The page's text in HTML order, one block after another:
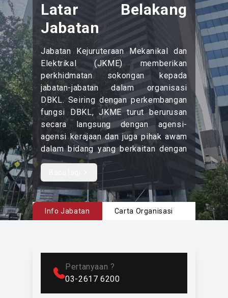
Latar Belakang
Jabatan
Jabatan Kejuruteraan Mekanikal dan
Elektrikal (JKME) memberikan
perkhidmatan sokongan kepada
jabatan-jabatan dalam organisasi
DBKL. Seiring dengan perkembangan
fungsi DBKL, JKME turut berurusan
secara langsung dengan agensi-
agensi kerajaan dan juga pihak awam
dalam bidang yang berkaitan dengan
kejuruteraan mekanikal dan elektrikal
termasuk operasi penguatkuasaan,
bantuan kecemasan serta sukan.
Sejarah Jabatan
1983 – Ditukar nama kepada Jabatan
Kejuruteraan Mekanikal
Info Jabatan Carta Organisasi
Pertanyaan ?
03-2617 6200